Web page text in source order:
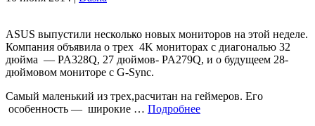
ASUS выпустили несколько новых мониторов на этой неделе.
Компания объявила о трех 4K мониторах с диагональю 32
дюйма — PA328Q, 27 дюймов- PA279Q, и о будущеем 28-
дюймовом мониторе с G-Sync.
Самый маленький из трех,расчитан ​​на геймеров. Его
особенность — широкие … Подробнее